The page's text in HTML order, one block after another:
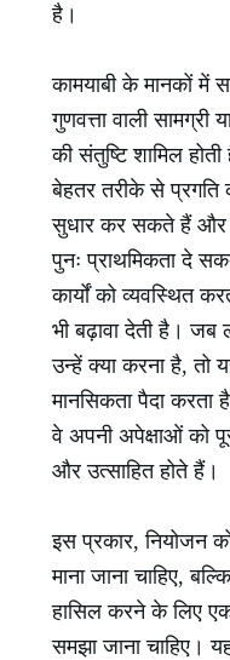
है।
कामयाबी के मानकों में
गुणवत्ता वाली
की संतुष्टि शामिल
बेहतर तरीके से
सुधार कर सकते हैं और
पुनः प्राथमिकता दे
कार्यों को व्यवस्थित
भी बढ़ावा देती है।
उन्हें क्या करना है, तो
मानसिकता पैदा करता
वे अपनी अपेक्षाओं को
और उत्साहित होते हैं।
इस प्रकार, नियोजन
माना जाना चाहिए,
हासिल करने के लिए
समझा जाना चाहिए।